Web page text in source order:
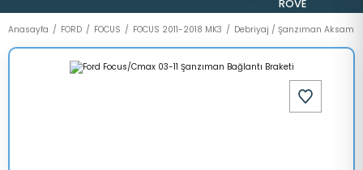
ROVER
Anasayfa FORD FOCUS FOCUS 2011-2018 MK3 Debriyaj / Şanzıman Aksamı